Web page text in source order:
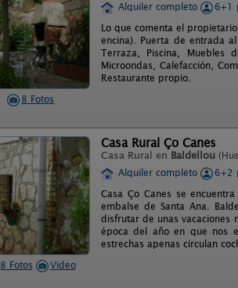
8 Fotos
Alquiler completo
6+1
Lo que comenta el
encina). Puerta de entrada
Terraza, Piscina, Muebles
Microondas, Calefacción,
Restaurante propio.
8 Fotos Video
Casa Rural Ço Canes
Casa Rural en Baldellou
Alquiler completo
6+2
Casa Ço Canes se
embalse de Santa Ana.
disfrutar de unas vacaciones
época del año en que nos
estrechas apenas circulan